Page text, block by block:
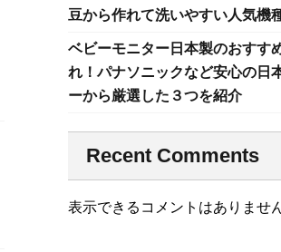
豆から作れて洗いやすい人気機
ベビーモニター日本製のおすす
れ！パナソニックなど安心の日
ーから厳選した３つを紹介
Recent Comments
表示できるコメントはありません